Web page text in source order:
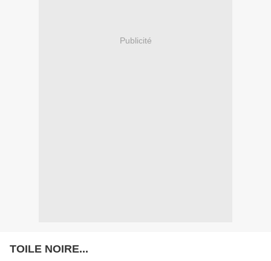
Publicité
TOILE NOIRE...